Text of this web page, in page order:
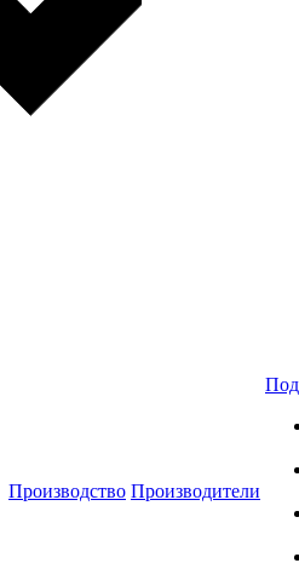
Производство Производители